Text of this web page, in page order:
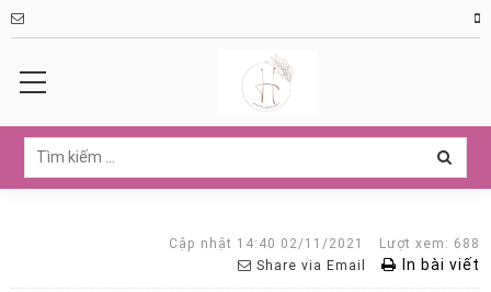
Cập nhật 14:40 02/11/2021
Lượt xem: 688
Share via Email
In bài viết